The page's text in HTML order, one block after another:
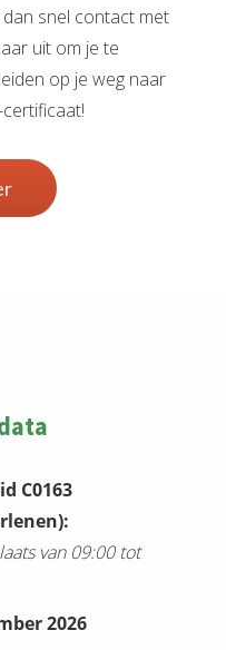
snel contact met
uit om je te
op je weg naar
C0163
van 09:00 tot
2026